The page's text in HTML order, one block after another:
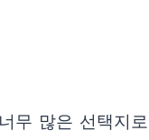
무 많은 선택지